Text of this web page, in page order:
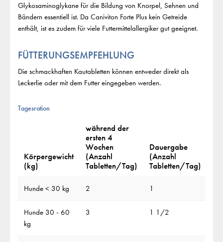
Glykosaminoglykane für die Bildung von Knorpel, Sehnen und
Bändern essentiell ist. Da Caniviton Forte Plus kein Getreide
enthält, ist es zudem für viele Futtermittelallergiker gut geeignet.
FÜTTERUNGSEMPFEHLUNG
Die schmackhaften Kautabletten können entweder direkt als
Leckerlie oder mit dem Futter eingegeben werden.
Tagesration
Körpergewicht
(kg)
während der
ersten 4
Wochen
(Anzahl
Tabletten/Tag)
Dauergabe
(Anzahl
Tabletten/Tag)
Hunde < 30 kg 2 1
Hunde 30 - 60
kg
3 1 1/2